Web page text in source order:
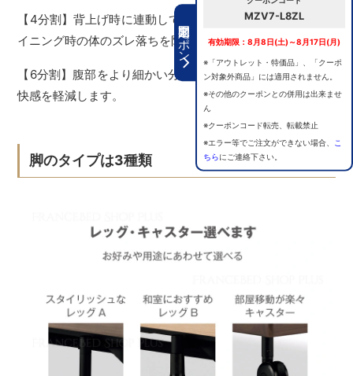
期間限定クーポン
MZV7-L8ZL
有効期限：8月8日(土)～8月17日(月)
※「アウトレット・特価品」、「クーポ
ン対象外商品」には適用されません。
※その他のクーポンとの併用は出来ませ
ん
※クーポンコード転売、転載禁止
※エラー等でご注文ができない場合、
こ
ちらにご連絡下さい。
【4分割】背上げ時に連動して脚上げを行うことで、リクラ
イニング時の体のズレ落ちを防止します。
【6分割】腹部をより細かい分割にすることで圧迫による不
快感を軽減します。
脚のタイプは3種類